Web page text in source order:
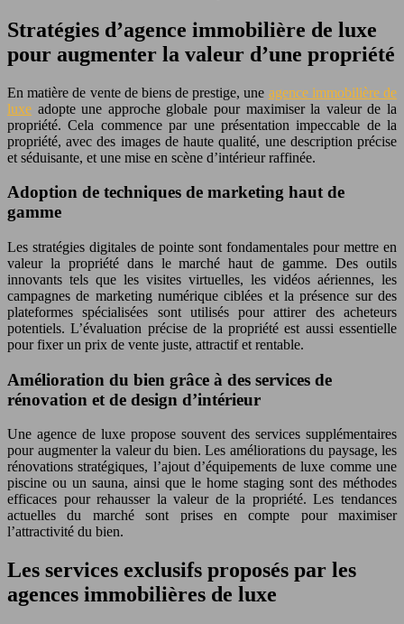
Stratégies d’agence immobilière de luxe
pour augmenter la valeur d’une propriété
En matière de vente de biens de prestige, une agence immobilière de
luxe adopte une approche globale pour maximiser la valeur de la
propriété. Cela commence par une présentation impeccable de la
propriété, avec des images de haute qualité, une description précise
et séduisante, et une mise en scène d’intérieur raffinée.
Adoption de techniques de marketing haut de
gamme
Les stratégies digitales de pointe sont fondamentales pour mettre en
valeur la propriété dans le marché haut de gamme. Des outils
innovants tels que les visites virtuelles, les vidéos aériennes, les
campagnes de marketing numérique ciblées et la présence sur des
plateformes spécialisées sont utilisés pour attirer des acheteurs
potentiels. L’évaluation précise de la propriété est aussi essentielle
pour fixer un prix de vente juste, attractif et rentable.
Amélioration du bien grâce à des services de
rénovation et de design d’intérieur
Une agence de luxe propose souvent des services supplémentaires
pour augmenter la valeur du bien. Les améliorations du paysage, les
rénovations stratégiques, l’ajout d’équipements de luxe comme une
piscine ou un sauna, ainsi que le home staging sont des méthodes
efficaces pour rehausser la valeur de la propriété. Les tendances
actuelles du marché sont prises en compte pour maximiser
l’attractivité du bien.
Les services exclusifs proposés par les
agences immobilières de luxe